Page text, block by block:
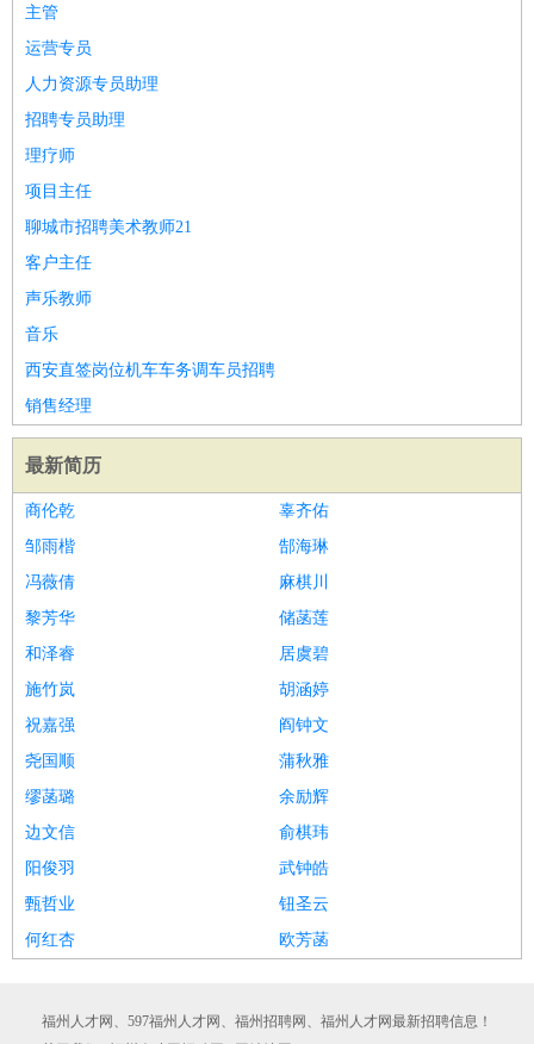
主管
运营专员
人力资源专员助理
招聘专员助理
理疗师
项目主任
聊城市招聘美术教师21
客户主任
声乐教师
音乐
西安直签岗位机车车务调车员招聘
销售经理
最新简历
商伦乾
辜齐佑
邹雨楷
郜海琳
冯薇倩
麻棋川
黎芳华
储菡莲
和泽睿
居虞碧
施竹岚
胡涵婷
祝嘉强
阎钟文
尧国顺
蒲秋雅
缪菡璐
余励辉
边文信
俞棋玮
阳俊羽
武钟皓
甄哲业
钮圣云
何红杏
欧芳菡
福州人才网、597福州人才网、福州招聘网、福州人才网最新招聘信息！